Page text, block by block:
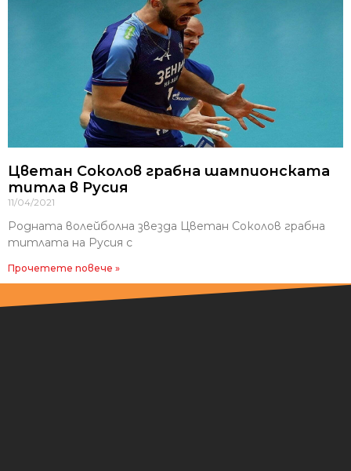
Цветан Соколов грабна шампионската
титла в Русия
11/04/2021
Родната волейболна звезда Цветан Соколов грабна
титлата на Русия с
Прочетете повече »